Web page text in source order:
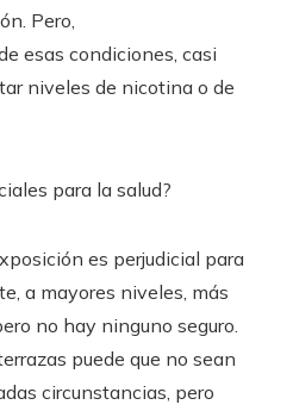
Pero,
esas condiciones, casi
niveles de nicotina o de
para la salud?
es perjudicial para
a mayores niveles, más
no hay ninguno seguro.
puede que no sean
circunstancias, pero